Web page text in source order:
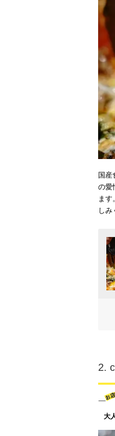
国産
の愛
ま
しみ
2.
大